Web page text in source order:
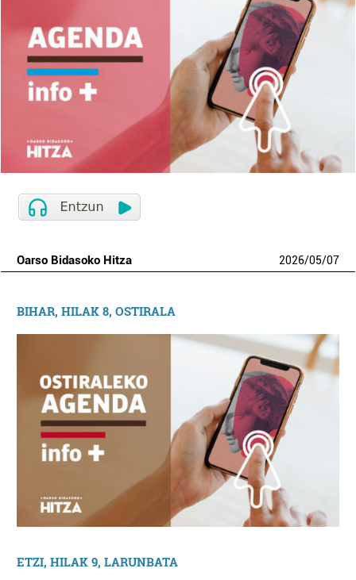
Oarso Bidasoko Hitza 2026/05/07
BIHAR, HILAK 8, OSTIRALA
ETZI, HILAK 9, LARUNBATA